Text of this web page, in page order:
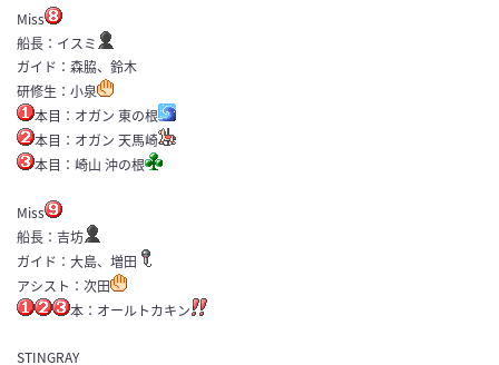
Miss
船長：イスミ
ガイド：森脇、鈴木
研修生：小泉
本目：オガン 東の根
本目：オガン 天馬崎
本目：崎山 沖の根
Miss
船長：吉坊
ガイド：大島、増田
アシスト：次田
本：オールトカキン
STINGRAY